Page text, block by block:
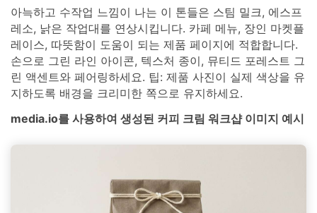
아늑하고 수작업 느낌이 나는 이 톤들은 스팀 밀크, 에스프
레소, 낡은 작업대를 연상시킵니다. 카페 메뉴, 장인 마켓플
레이스, 따뜻함이 도움이 되는 제품 페이지에 적합합니다.
손으로 그린 라인 아이콘, 텍스처 종이, 뮤티드 포레스트 그
린 액센트와 페어링하세요. 팁: 제품 사진이 실제 색상을 유
지하도록 배경을 크리미한 쪽으로 유지하세요.
media.io를 사용하여 생성된 커피 크림 워크샵 이미지 예시